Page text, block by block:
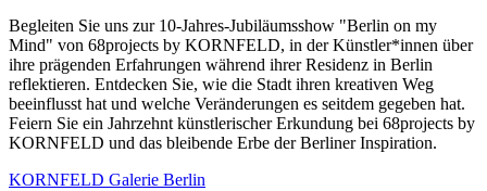
Begleiten Sie uns zur 10-Jahres-Jubiläumsshow "Berlin on my
Mind" von 68projects by KORNFELD, in der Künstler*innen über
ihre prägenden Erfahrungen während ihrer Residenz in Berlin
reflektieren. Entdecken Sie, wie die Stadt ihren kreativen Weg
beeinflusst hat und welche Veränderungen es seitdem gegeben hat.
Feiern Sie ein Jahrzehnt künstlerischer Erkundung bei 68projects by
KORNFELD und das bleibende Erbe der Berliner Inspiration.
KORNFELD Galerie Berlin